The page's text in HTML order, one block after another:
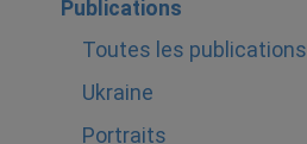
Publications
Toutes les publications
Ukraine
Portraits